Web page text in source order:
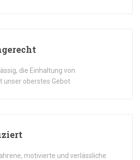
die Einhaltung von
unser oberstes Gebot
motivierte und verlässliche